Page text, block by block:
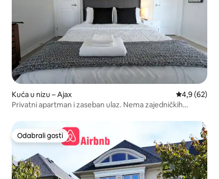
Kuća u nizu – Ajax Prosječna
4,9 (62)
Privatni apartman i zaseban ulaz. Nema zajedničkih
Odabrali gosti
Odabrali gosti